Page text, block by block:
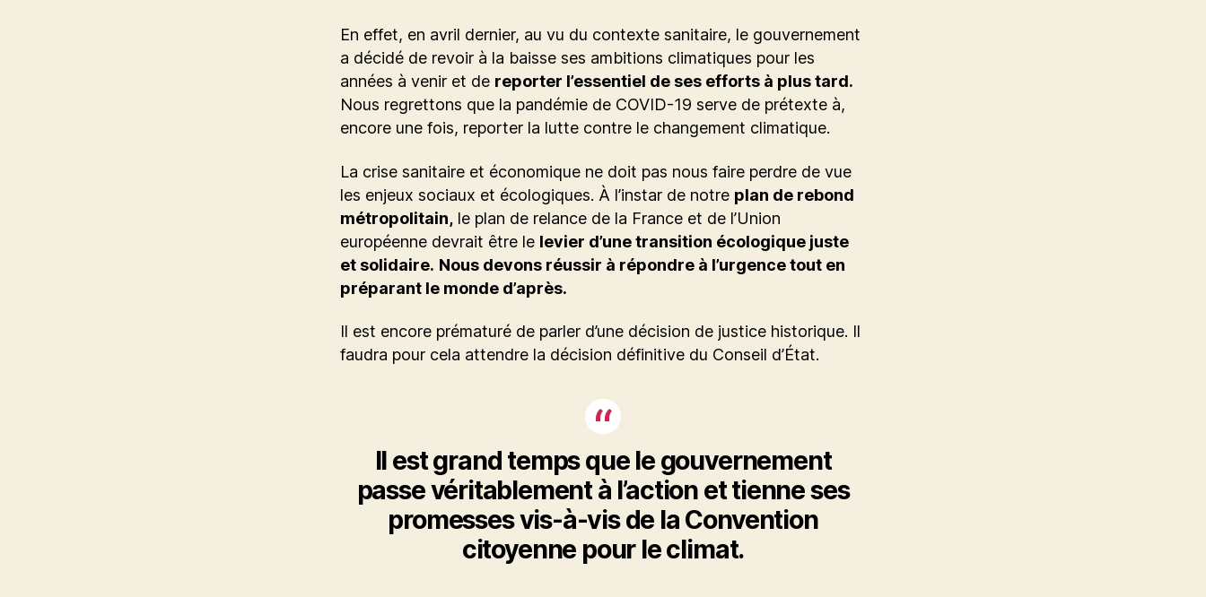
En effet, en avril dernier, au vu du contexte sanitaire, le gouvernement
a décidé de revoir à la baisse ses ambitions climatiques pour les
années à venir et de reporter l’essentiel de ses efforts à plus tard.
Nous regrettons que la pandémie de COVID-19 serve de prétexte à,
encore une fois, reporter la lutte contre le changement climatique.
La crise sanitaire et économique ne doit pas nous faire perdre de vue
les enjeux sociaux et écologiques. À l’instar de notre plan de rebond
métropolitain,le plan de relance de la France et de l’Union
européenne devrait être le levier d’une transition écologique juste
et solidaire. Nous devons réussir à répondre à l’urgence tout en
préparant le monde d’après.
Il est encore prématuré de parler d’une décision de justice historique. Il
faudra pour cela attendre la décision définitive du Conseil d’État.
Il est grand temps que le gouvernement
passe véritablement à l’action et tienne ses
promesses vis-à-vis de la Convention
citoyenne pour le climat.